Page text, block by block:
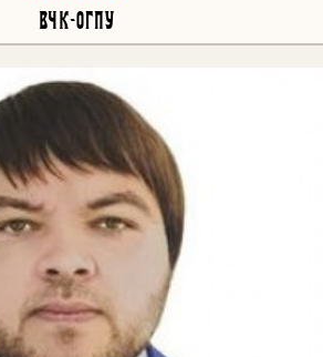
ВЧК-ОГПУ